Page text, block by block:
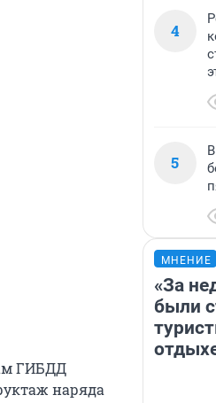
ГИБДД
наряда
4
5
МНЕНИЕ
«За
были